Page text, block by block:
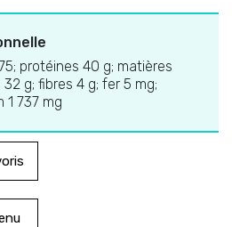
protéines 40 g; matières
g; fibres 4 g; fer 5 mg;
1 737 mg